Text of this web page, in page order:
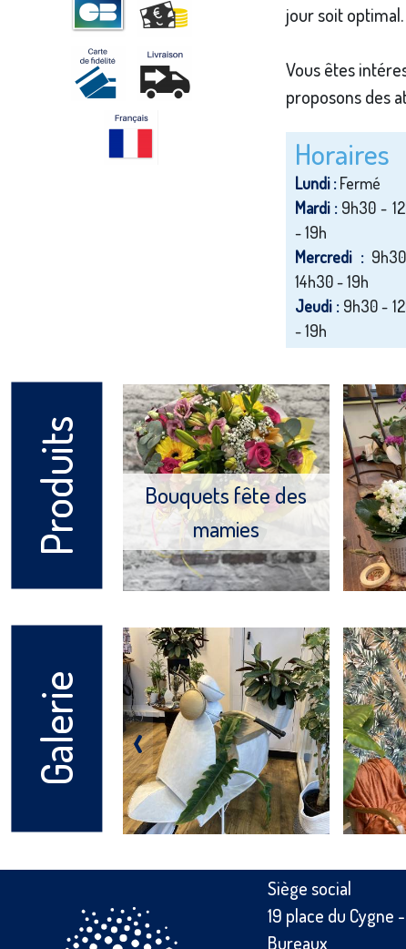
jour soit optimal.
Vous êtes
proposons des
Horaires
Lundi :Fermé
Mardi : 9h30 -
- 19h
Mercredi :
14h30 - 19h
Jeudi : 9h30 -
- 19h
Produits
Bouquets fête des
mamies
Galerie ‹
Siège social
19 place du Cygne -
Bureaux